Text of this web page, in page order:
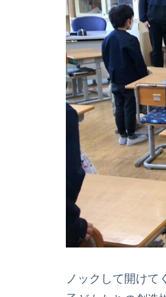
ノックして開けて